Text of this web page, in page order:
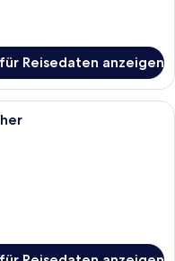
Reisedaten anzeigen
mit zwei Betten,